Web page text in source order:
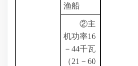
渔船
②主
机功率16
－ 44千瓦
（21 － 60